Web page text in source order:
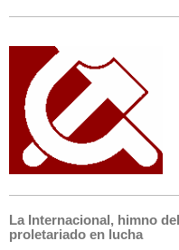
La Internacional, himno del
proletariado en lucha